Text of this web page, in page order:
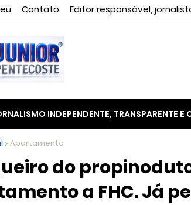
Contato Editor responsável,
INDEPENDENTE, TRANSPARENTE E
Apartamento
do
a FHC. Já